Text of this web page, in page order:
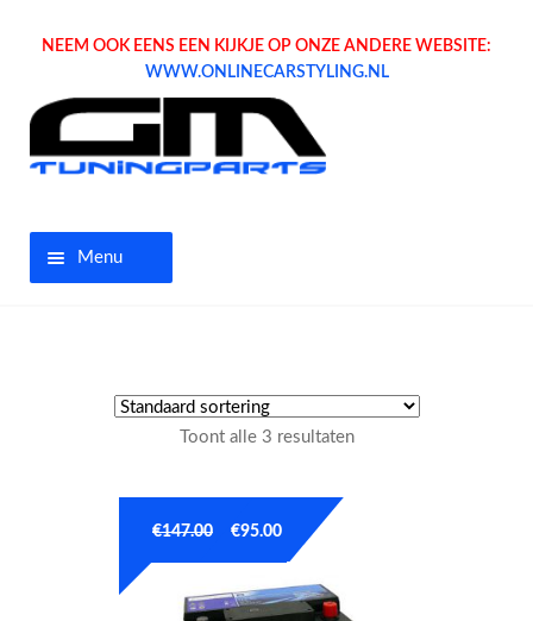
NEEM OOK EENS EEN KIJKJE OP ONZE ANDERE WEBSITE:
WWW.ONLINECARSTYLING.NL
Menu
Tuning parts
OPC Line
Toont alle 3 resultaten
€147.00 €95.00